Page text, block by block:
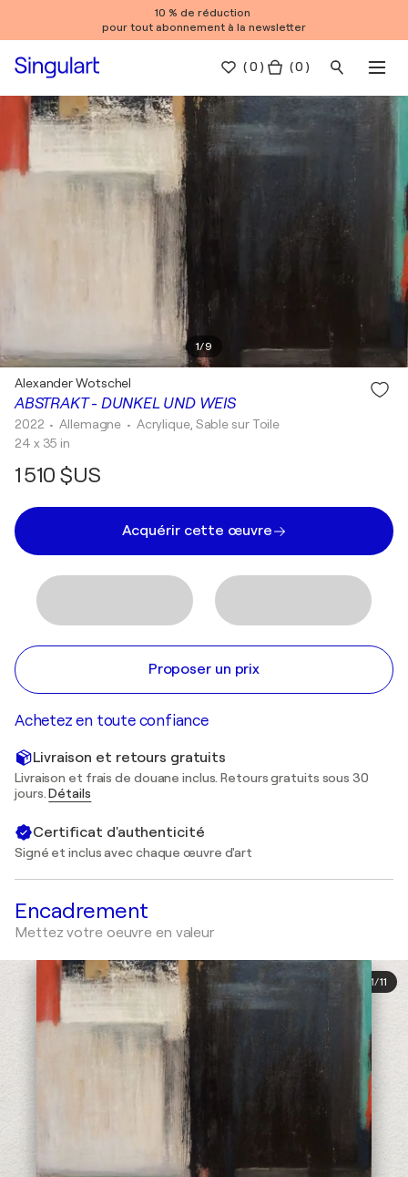
10 % de réduction
pour tout abonnement à la newsletter
(0 ) ( 0 )
1/9
ABSTRAKT - DUNKEL UND WEIS
Alexander Wotschel
2022 • Allemagne • Acrylique, Sable sur Toile
24 x 35 in
1 510 $US
Acquérir cette œuvre
Proposer un prix
Achetez en toute confiance
Livraison et retours gratuits
Livraison et frais de douane inclus. Retours gratuits sous 30
jours.Détails
Certificat d'authenticité
Signé et inclus avec chaque œuvre d'art
Encadrement
Mettez votre oeuvre en valeur
1/11